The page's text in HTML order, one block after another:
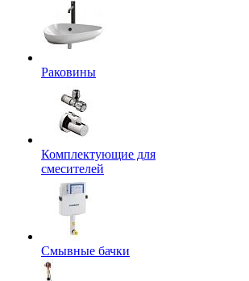
Раковины
Комплектующие для
смесителей
Смывные бачки